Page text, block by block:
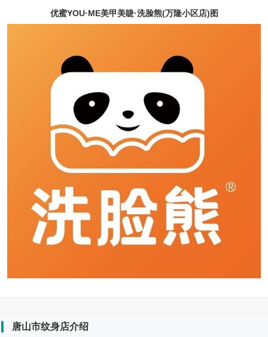
优蜜YOU·ME美甲美睫·洗脸熊(万隆小区店)图
唐山市纹身店介绍